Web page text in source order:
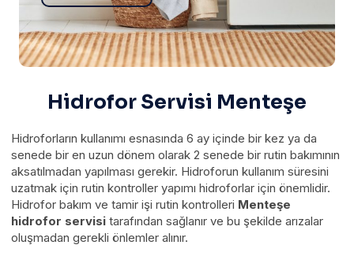
Hidrofor Servisi Menteşe
Hidroforların kullanımı esnasında 6 ay içinde bir kez ya da
senede bir en uzun dönem olarak 2 senede bir rutin bakımının
aksatılmadan yapılması gerekir. Hidroforun kullanım süresini
uzatmak için rutin kontroller yapımı hidroforlar için önemlidir.
Hidrofor bakım ve tamir işi rutin kontrolleri Menteşe
hidrofor servisi tarafından sağlanır ve bu şekilde arızalar
oluşmadan gerekli önlemler alınır.